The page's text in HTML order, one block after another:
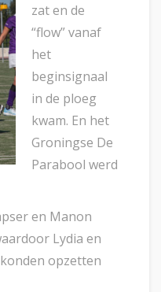
zat en de
“flow” vanaf
het
beginsignaal
in de ploeg
kwam. En het
Groningse De
Parabool werd
en Manon
Lydia en
opzetten